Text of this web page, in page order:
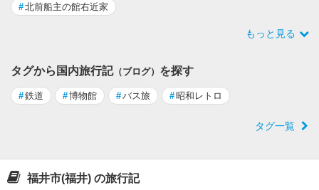
#北前船主の館右近家
もっと見る
タグから国内旅行記（ブログ） を探す
#鉄道 #博物館 #バス旅 # 昭和レトロ
タグ一覧
福井市(福井) の旅行記